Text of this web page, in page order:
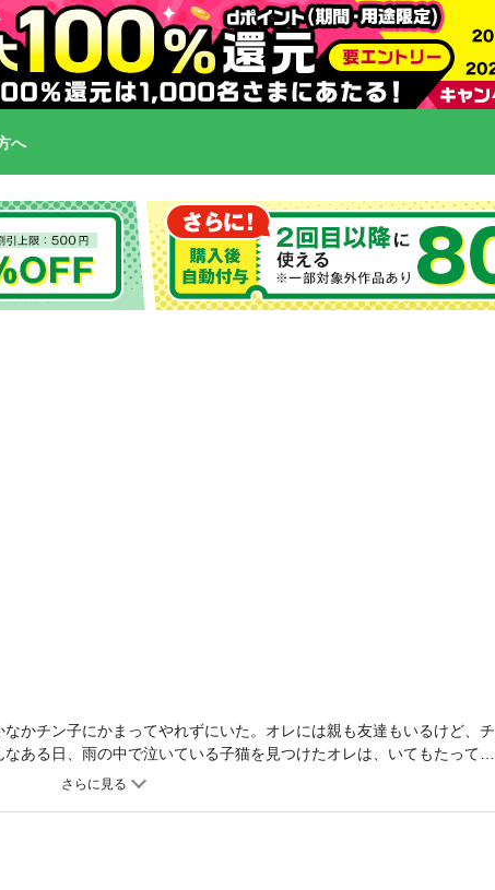
へ
かチン子にかまってやれずにいた。オレには親も友達もいるけど、チ
ある日、雨の中で泣いている子猫を見つけたオレは、いてもたっても
ばっかりに！